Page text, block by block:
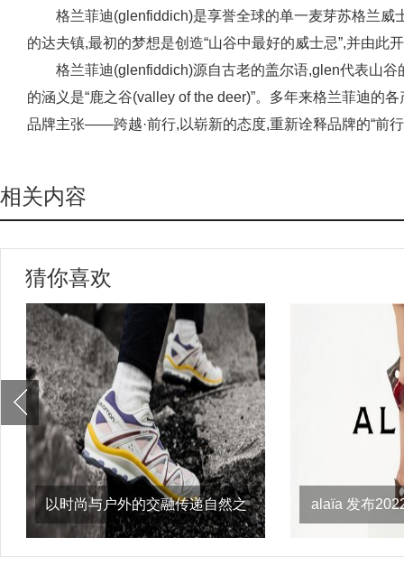
格兰菲迪(glenfiddich)是享誉全球的单一麦芽苏格兰威
的达夫镇,最初的梦想是创造“山谷中最好的威士忌”,并由此
格兰菲迪(glenfiddich)源自古老的盖尔语,glen代表山
的涵义是“鹿之谷(valley of the deer)”。多年来格兰菲迪的
品牌主张——跨越·前行,以崭新的态度,重新诠释品牌的“前
相关内容
猜你喜欢
以时尚与户外的交融传递自然之
意，salomon
alaïa 发布